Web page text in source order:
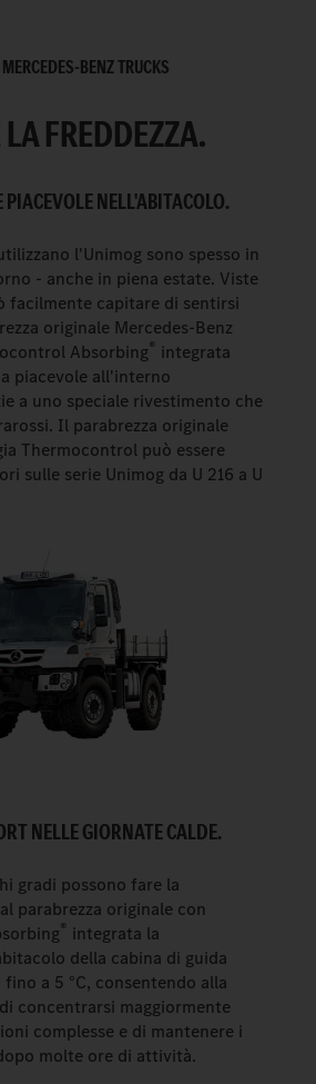
BENZ TRUCKS
FREDDEZZA.
NELL'ABITACOLO.
l'Unimog sono spesso in
- anche in piena estate. Viste
facilmente capitare di sentirsi
originale Mercedes-Benz
Absorbing® integrata
piacevole all'interno
a uno speciale rivestimento che
Il parabrezza originale
Thermocontrol può essere
sulle serie Unimog da U 216 a U
NELLE GIORNATE CALDE.
gradi possono fare la
parabrezza originale con
® integrata la
della cabina di guida
a 5 °C, consentendo alla
concentrarsi maggiormente
complesse e di mantenere i
molte ore di attività.